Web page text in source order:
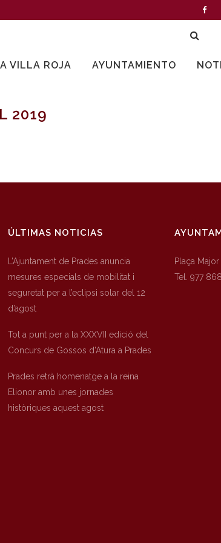
VILLA ROJA AYUNTAMIENTO
2019
ÚLTIMAS NOTICIAS
L’Ajuntament de Prades anuncia
mesures especials de mobilitat i
seguretat per a l’eclipsi solar del 12
d’agost
Tot a punt per a la XXXVII edició del
Concurs de Gossos d’Atura a Prades
Prades retrà homenatge a la reina
Elionor amb unes jornades
històriques aquest agost
Plaça
Tel. 977